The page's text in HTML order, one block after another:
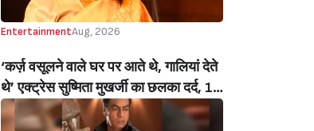
EntertainmentAug, 2026
‘कर्ज़ वसूलने वाले घर पर आते थे, गालियां देते
थे’ एक्ट्रेस सुष्मिता मुखर्जी का छलका दर्द, 1
करोड़ का कर्ज उतारने के लिए करनी पड़ी थी